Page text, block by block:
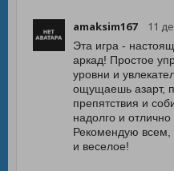
amaksim167 11
Эта игра -
аркад! Простое
уровни и
ощущаешь азарт,
препятствия и
надолго и
Рекомендую всем,
и веселое!